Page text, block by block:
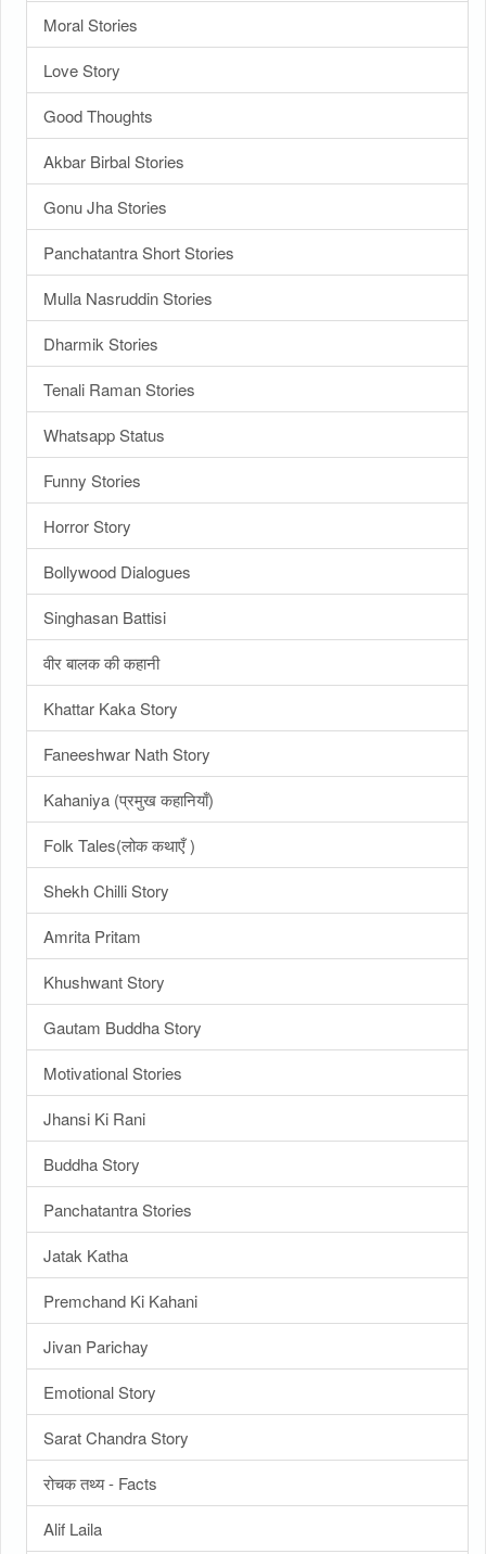
Moral Stories
Love Story
Good Thoughts
Akbar Birbal Stories
Gonu Jha Stories
Panchatantra Short Stories
Mulla Nasruddin Stories
Dharmik Stories
Tenali Raman Stories
Whatsapp Status
Funny Stories
Horror Story
Bollywood Dialogues
Singhasan Battisi
वीर बालक की कहानी
Khattar Kaka Story
Faneeshwar Nath Story
Kahaniya (प्रमुख कहानियाँ)
Folk Tales(लोक कथाएँ )
Shekh Chilli Story
Amrita Pritam
Khushwant Story
Gautam Buddha Story
Motivational Stories
Jhansi Ki Rani
Buddha Story
Panchatantra Stories
Jatak Katha
Premchand Ki Kahani
Jivan Parichay
Emotional Story
Sarat Chandra Story
रोचक तथ्य - Facts
Alif Laila